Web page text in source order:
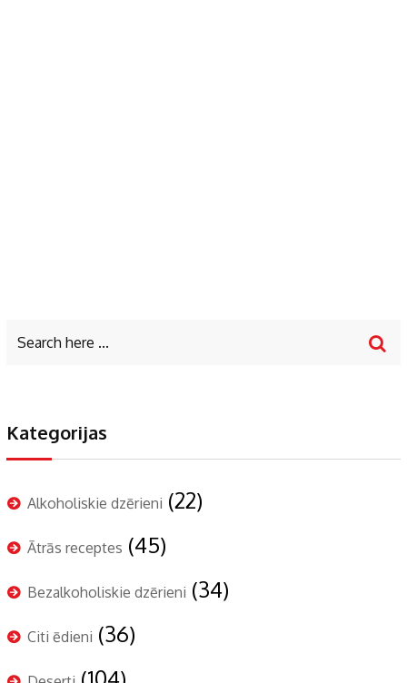
Kategorijas
Alkoholiskie dzērieni (22)
Ātrās receptes (45)
Bezalkoholiskie dzērieni (34)
Citi ēdieni (36)